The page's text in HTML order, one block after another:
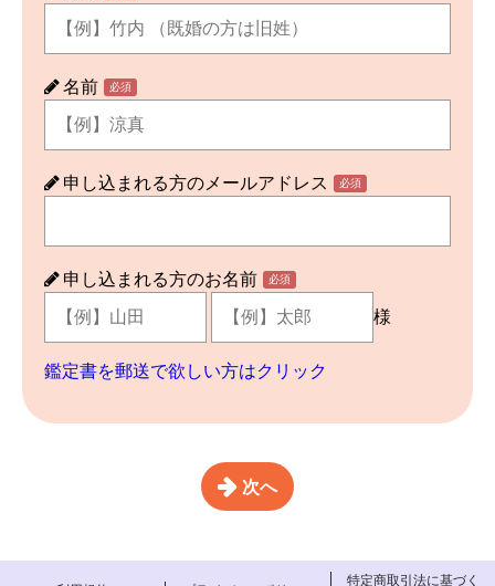
名前 必須
申し込まれる方のメールアドレス 必須
申し込まれる方のお名前 必須
様
鑑定書を郵送で欲しい方はクリック
次へ
特定商取引法に基づく